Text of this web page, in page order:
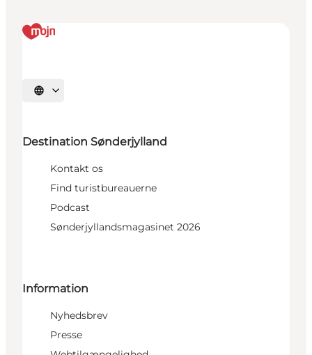
Vælg sprog
Destination Sønderjylland
Kontakt os
Find turistbureauerne
Podcast
Sønderjyllandsmagasinet 2026
Information
Nyhedsbrev
Presse